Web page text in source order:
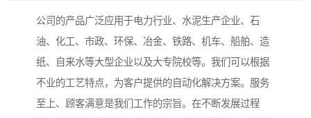
公司的产品广泛应用于电力行业、水泥生产企业、石
油、化工、市政、环保、冶金、铁路、机车、船舶、造
纸、自来水等大型企业以及大专院校等。我们可以根据
不业的工艺特点，为客户提供的自动化解决方案。服务
至上、顾客满意是我们工作的宗旨。在不断发展过程